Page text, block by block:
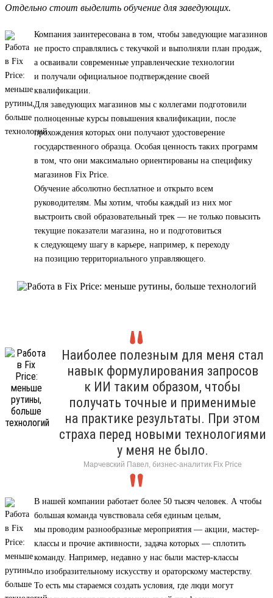
Отдельно стоит выделить обучение для заведующих.
Компания заинтересована в том, чтобы заведующие магазинов
не просто справлялись с текучкой и выполняли план продаж,
а осваивали современные управленческие технологии
и получали официальное подтверждение своей
квалификации.
Для заведующих магазинов мы с коллегами подготовили
полноценные курсы повышения квалификации, после
прохождения которых они получают удостоверение
государственного образца. Особая ценность таких программ
в том, что они максимально ориентированы на специфику
магазинов Fix Price.
Обучение абсолютно бесплатное и открыто всем
руководителям. Мы хотим, чтобы каждый из них мог
выстроить свой образовательный трек — не только повысить
текущие показатели магазина, но и подготовиться
к следующему шагу в карьере, например, к переходу
на позицию территориального управляющего.
Наиболее полезным для меня стал
навык формулирования запросов
к ИИ таким образом, чтобы
получать точные и применимые
на практике результаты. При этом
страха перед новыми технологиями
у меня не было.
Марчевский Павел, бизнес-аналитик Fix Price
В нашей компании работает более 50 тысяч человек. А чтобы
большая команда чувствовала себя единым целым,
мы проводим разнообразные мероприятия — акции, мастер-
классы и прочие активности, задача которых — сплотить
команду. Например, недавно у нас были мастер-классы
по изобразительному искусству и ораторскому мастерству.
То есть мы стараемся создать условия, где люди могут